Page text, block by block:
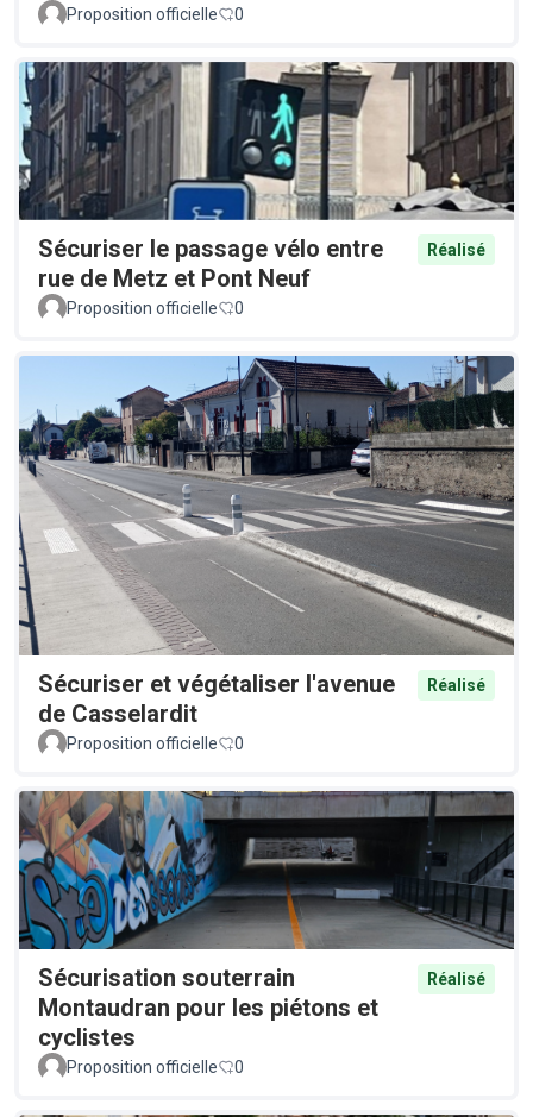
Proposition officielle 0
Sécuriser le passage vélo entre
rue de Metz et Pont Neuf
Réalisé
Proposition officielle 0
Sécuriser et végétaliser l'avenue
de Casselardit
Réalisé
Proposition officielle 0
Sécurisation souterrain
Montaudran pour les piétons et
cyclistes
Réalisé
Proposition officielle 0